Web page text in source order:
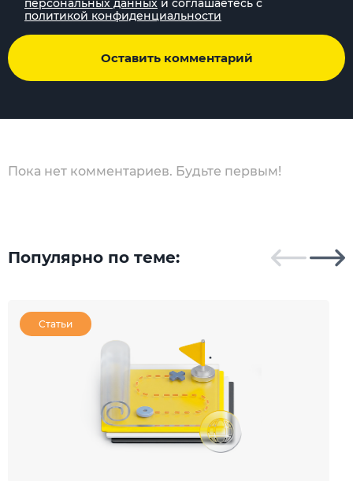
персональных данных и соглашаетесь с
политикой конфиденциальности
Оставить комментарий
Пока нет комментариев. Будьте первым!
Популярно по теме:
Статьи